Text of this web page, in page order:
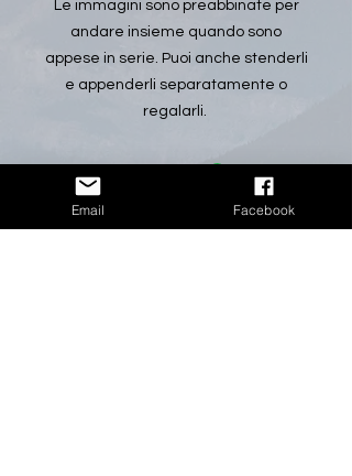
Le immagini sono preabbinate per
andare insieme quando sono
appese in serie. Puoi anche stenderli
e appenderli separatamente o
regalarli.
Email Facebook